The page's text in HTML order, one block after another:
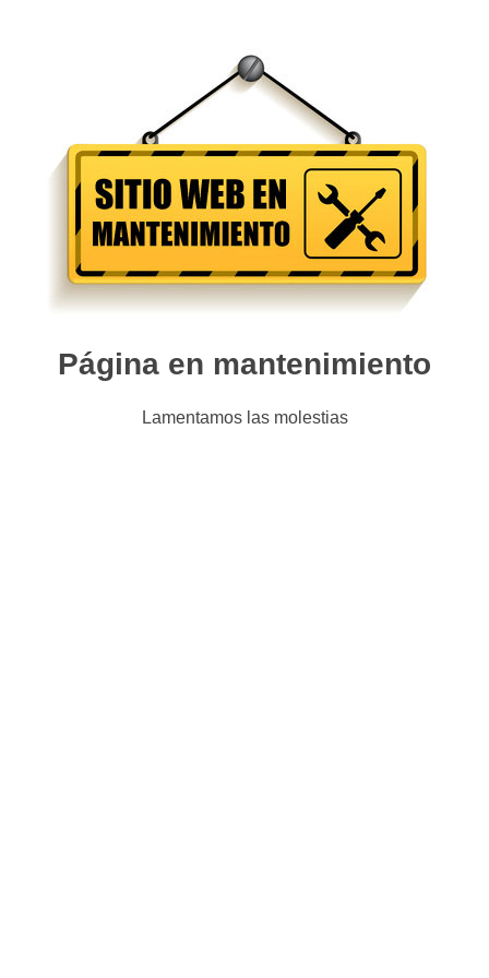
Página en mantenimiento
Lamentamos las molestias